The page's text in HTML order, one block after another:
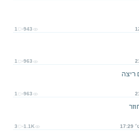
1 943
1 963
ריצה
1 963
3 1.1K